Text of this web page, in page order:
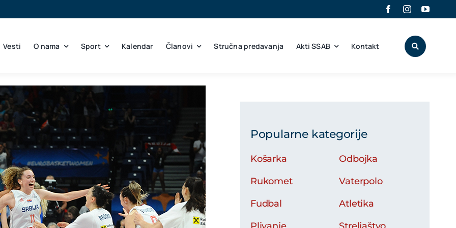
Vesti O nama Sport Kalendar Članovi Stručna predavanja Akti SSAB Kontakt
Popularne kategorije
Košarka
Rukomet
Fudbal
Odbojka
Vaterpolo
Atletika